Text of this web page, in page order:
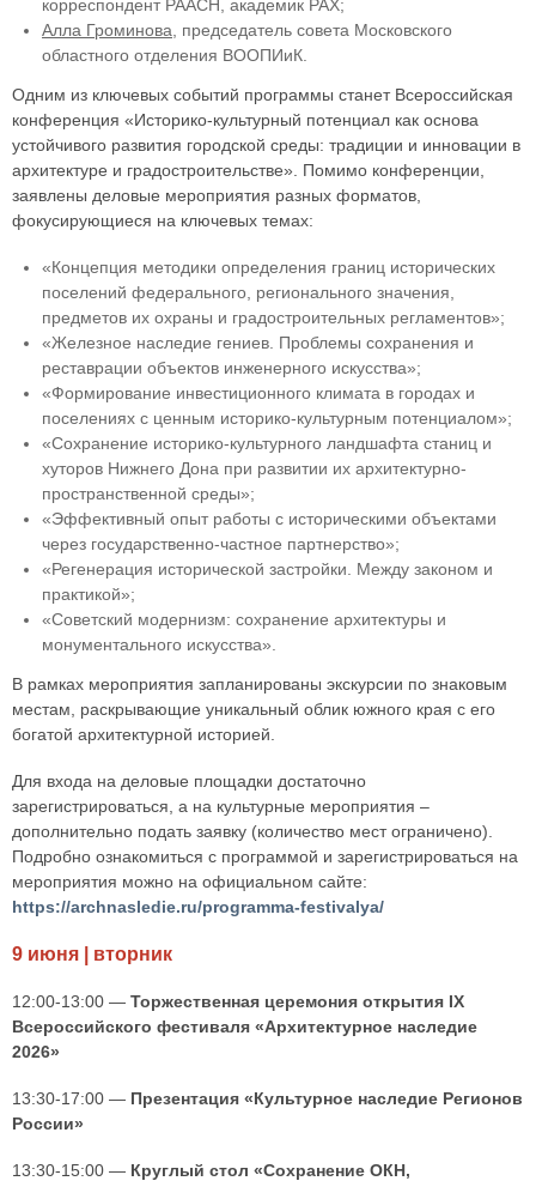
корреспондент РААСН, академик РАХ;
Алла Громинова , председатель совета Московского
областного отделения ВООПИиК.
Одним из ключевых событий программы станет Всероссийская
конференция «Историко-культурный потенциал как основа
устойчивого развития городской среды: традиции и инновации в
архитектуре и градостроительстве». Помимо конференции,
заявлены деловые мероприятия разных форматов,
фокусирующиеся на ключевых темах:
«Концепция методики определения границ исторических
поселений федерального, регионального значения,
предметов их охраны и градостроительных регламентов»;
«Железное наследие гениев. Проблемы сохранения и
реставрации объектов инженерного искусства»;
«Формирование инвестиционного климата в городах и
поселениях с ценным историко-культурным потенциалом»;
«Сохранение историко-культурного ландшафта станиц и
хуторов Нижнего Дона при развитии их архитектурно-
пространственной среды»;
«Эффективный опыт работы с историческими объектами
через государственно-частное партнерство»;
«Регенерация исторической застройки. Между законом и
практикой»;
«Советский модернизм: сохранение архитектуры и
монументального искусства».
В рамках мероприятия запланированы экскурсии по знаковым
местам, раскрывающие уникальный облик южного края с его
богатой архитектурной историей.
Для входа на деловые площадки достаточно
зарегистрироваться, а на культурные мероприятия –
дополнительно подать заявку (количество мест ограничено).
Подробно ознакомиться с программой и зарегистрироваться на
мероприятия можно на официальном сайте:
https://archnasledie.ru/programma-festivalya/
9 июня | вторник
12:00-13:00 — Торжественная церемония открытия IX
Всероссийского фестиваля «Архитектурное наследие
2026»
13:30-17:00 — Презентация «Культурное наследие Регионов
России»
13:30-15:00 — Круглый стол «Сохранение ОКН,